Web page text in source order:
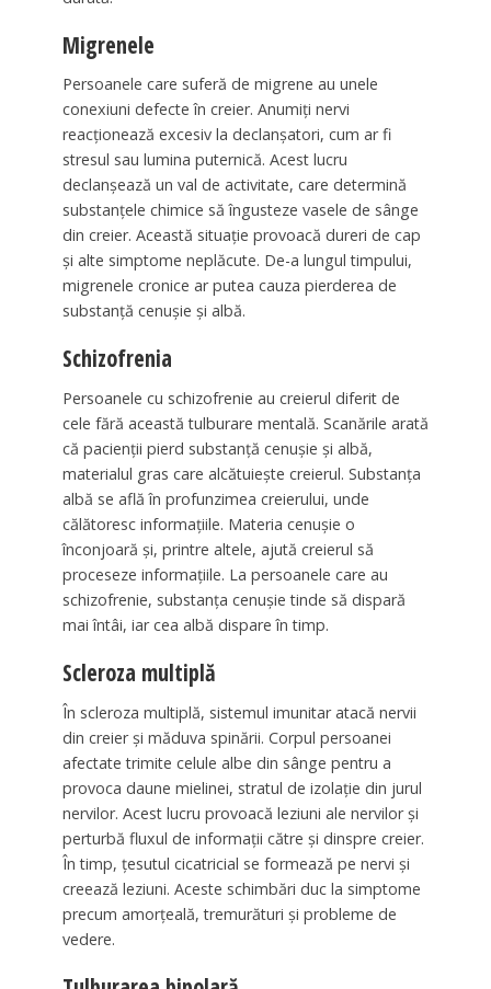
Migrenele
Persoanele care suferă de migrene au unele
conexiuni defecte în creier. Anumiți nervi
reacționează excesiv la declanșatori, cum ar fi
stresul sau lumina puternică. Acest lucru
declanșează un val de activitate, care determină
substanțele chimice să îngusteze vasele de sânge
din creier. Această situație provoacă dureri de cap
și alte simptome neplăcute. De-a lungul timpului,
migrenele cronice ar putea cauza pierderea de
substanță cenușie și albă.
Schizofrenia
Persoanele cu schizofrenie au creierul diferit de
cele fără această tulburare mentală. Scanările arată
că pacienții pierd substanță cenușie și albă,
materialul gras care alcătuiește creierul. Substanța
albă se află în profunzimea creierului, unde
călătoresc informațiile. Materia cenușie o
înconjoară și, printre altele, ajută creierul să
proceseze informațiile. La persoanele care au
schizofrenie, substanța cenușie tinde să dispară
mai întâi, iar cea albă dispare în timp.
Scleroza multiplă
În scleroza multiplă, sistemul imunitar atacă nervii
din creier și măduva spinării. Corpul persoanei
afectate trimite celule albe din sânge pentru a
provoca daune mielinei, stratul de izolație din jurul
nervilor. Acest lucru provoacă leziuni ale nervilor și
perturbă fluxul de informații către și dinspre creier.
În timp, țesutul cicatricial se formează pe nervi și
creează leziuni. Aceste schimbări duc la simptome
precum amorțeală, tremurături și probleme de
vedere.